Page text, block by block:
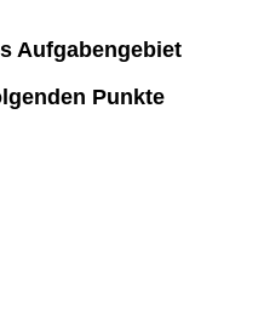
Aufgabengebiet
Punkte